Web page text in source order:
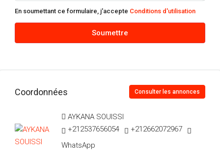
En soumettant ce formulaire, j'accepte Conditions d'utilisation
Soumettre
Coordonnées Consulter les annonces
AYKANA SOUISSI
+212537656054
+212662072967
WhatsApp